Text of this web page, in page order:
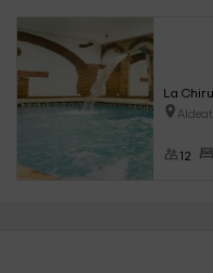
La
12